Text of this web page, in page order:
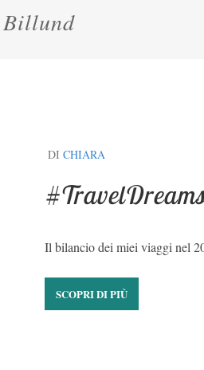
Billund
DI CHIARA
Il bilancio dei miei viaggi nel
SCOPRI DI PIÙ